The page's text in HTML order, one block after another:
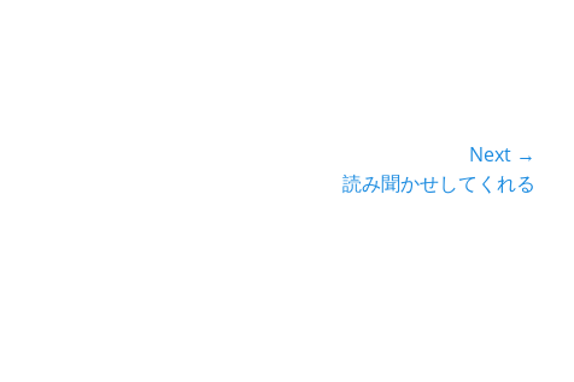
Next →
読み聞かせしてくれる